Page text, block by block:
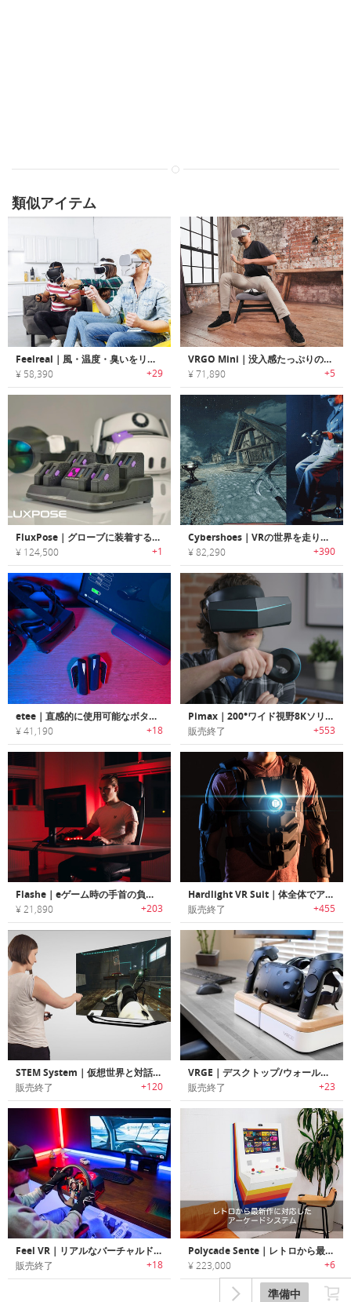
準備中
類似アイテム
Feelreal｜風・温度・臭いをリアルに体感可能なマルチセンサーVRマスク「フィールリアル」
¥ 58,390 +29
VRGO Mini｜没入感たっぷりのVRワールドを移動可能なVRシート「ヴィーアールゴーミニ」
¥ 71,890 +5
FluxPose｜グローブに装着するだけでVR没入度が上がる高精度トラッキングシステム
¥ 124,500 +1
Cybershoes｜VRの世界を走り回れるVRシューズ「サイバーシューズ」
¥ 82,290 +390
etee｜直感的に使用可能なボタンレスVRコントローラー「イーティー」
¥ 41,190 +18
Pimax｜200°ワイド視野8KソリューションVRヘッドセット「パイマックス」
販売終了 +553
Flashe｜eゲーム時の手首の負担を軽減/パフォーマンスを向上するゲーミングスリーブ「フラシー」
¥ 21,890 +203
Hardlight VR Suit｜体全体でアクション/触感を体感可能なVRスーツ「ハードライトスーツ」
販売終了 +455
STEM System｜仮想世界と対話する最良の方法
販売終了 +120
VRGE｜デスクトップ/ウォールマウントで使用可能なVRヘッドセット用充電ドック「VRGE」
販売終了 +23
Feel VR｜リアルなバーチャルドライブ体験が可能なVRハンドル/ペダル「フィールVR」
販売終了 +18
Polycade Sente｜レトロから最新作に対応したアーケードシステム
¥ 223,000 +6